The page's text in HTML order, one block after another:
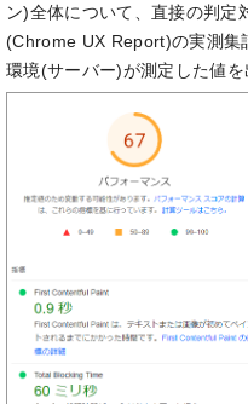
ン)全体について、直接の判定
(Chrome UX Report)の実測集
環境(サーバー)が測定した値を